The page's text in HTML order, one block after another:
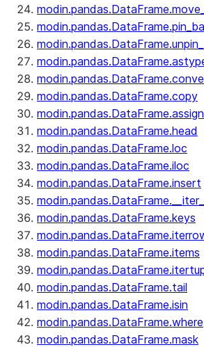
modin.pandas.DataFrame.copy
modin.pandas.DataFrame.assign
modin.pandas.DataFrame.head
modin.pandas.DataFrame.loc
modin.pandas.DataFrame.iloc
modin.pandas.DataFrame.insert
modin.pandas.DataFrame.keys
modin.pandas.DataFrame.items
modin.pandas.DataFrame.tail
modin.pandas.DataFrame.isin
modin.pandas.DataFrame.where
modin.pandas.DataFrame.mask